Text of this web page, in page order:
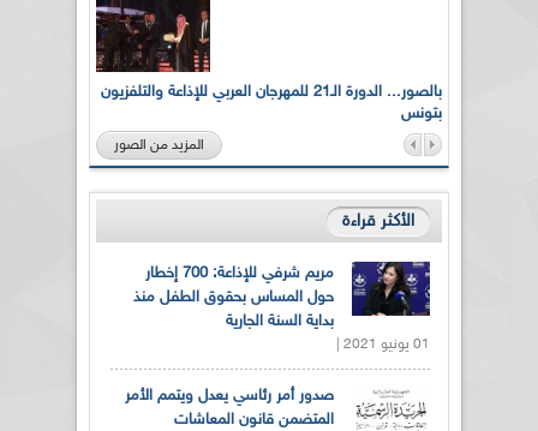
بالصور... الدورة الـ21 للمهرجان العربي للإذاعة والتلفزيون
بتونس
المزيد من الصور
الأكثر قراءة
مريم شرفي للإذاعة: 700 إخطار
حول المساس بحقوق الطفل منذ
بداية السنة الجارية
01 يونيو 2021 |
صدور أمر رئاسي يعدل ويتمم الأمر
المتضمن قانون المعاشات